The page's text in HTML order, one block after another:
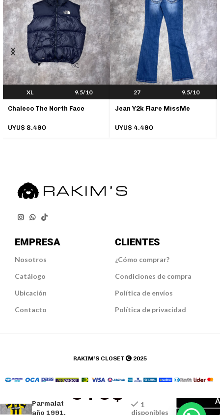
XL 9.5/10
Chaleco The North Face
UYU$ 8.490
27 9.5/10
Jean Y2k Flare MissMe
UYU$ 4.490
EMPRESA
Nosotros
Catálogo
Ubicación
Contacto
CLIENTES
¿Cómo comprar?
Condiciones de compra
Política de envíos
Política de privacidad
RAKIM’S CLOSET 2025
Casaca
Parmalat
año 1991,
UYU$
1
disponibles